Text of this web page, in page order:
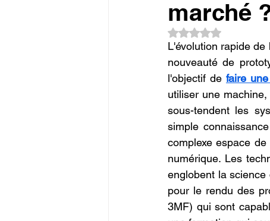
Commerce en Franchise
CREALITY SPARKX i7 Color
marché
Noté NaN étoiles sur
L'évolution rapide
nouveauté de
l'objectif de faire
utiliser une
sous-tendent les
simple
complexe espace de
numérique. Les
englobent la
pour le rendu des
3MF) qui sont